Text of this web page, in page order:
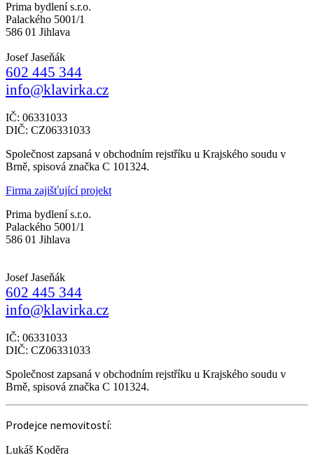
Prima bydlení s.r.o.
Palackého 5001/1
586 01 Jihlava
Josef Jaseňák
602 445 344
info@klavirka.cz
IČ: 06331033
DIČ: CZ06331033
Společnost zapsaná v obchodním rejstříku u Krajského soudu v
Brně, spisová značka C 101324.
Firma zajišťující projekt
Prima bydlení s.r.o.
Palackého 5001/1
586 01 Jihlava
Josef Jaseňák
602 445 344
info@klavirka.cz
IČ: 06331033
DIČ: CZ06331033
Společnost zapsaná v obchodním rejstříku u Krajského soudu v
Brně, spisová značka C 101324.
Prodejce nemovitostí:
Lukáš Koděra